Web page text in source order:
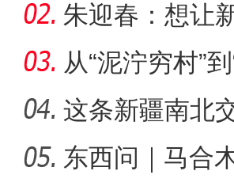
侨乡故事
朱迎春：想让
从“泥泞穷村”
桂
这条新疆南北
度”？
东西问｜马合